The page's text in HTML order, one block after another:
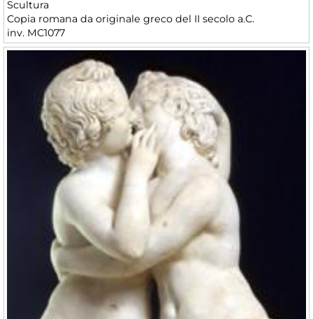
Scultura
Copia romana da originale greco del II secolo a.C.
inv. MC1077